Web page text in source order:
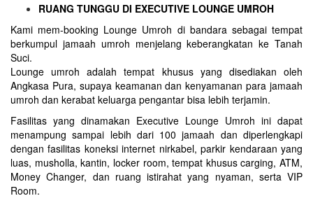
RUANG TUNGGU DI EXECUTIVE LOUNGE UMROH
Kami mem-booking Lounge Umroh di bandara sebagai tempat
berkumpul jamaah umroh menjelang keberangkatan ke Tanah
Suci.
Lounge umroh adalah tempat khusus yang disediakan oleh
Angkasa Pura, supaya keamanan dan kenyamanan para jamaah
umroh dan kerabat keluarga pengantar bisa lebih terjamin.
Fasilitas yang dinamakan Executive Lounge Umroh ini dapat
menampung sampai lebih dari 100 jamaah dan diperlengkapi
dengan fasilitas koneksi internet nirkabel, parkir kendaraan yang
luas, musholla, kantin, locker room, tempat khusus carging, ATM,
Money Changer, dan ruang istirahat yang nyaman, serta VIP
Room.